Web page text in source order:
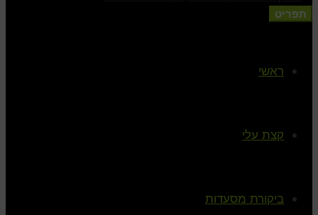
תפריט
ראשי
קצת עלי
ביקורת מסעדות